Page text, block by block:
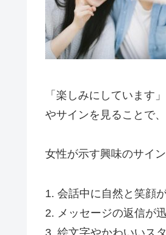
「楽しみにしています
やサインを見ることで
女性が示す興味のサイ
1. 会話中に自然と笑顔
2. メッセージの返信が
3. 絵文字やかわいいス